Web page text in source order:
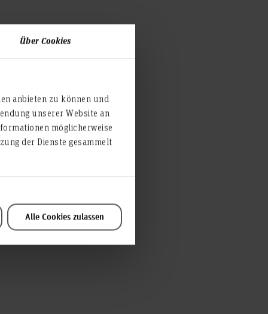
Über Cookies
anbieten zu können und
unserer Website an
möglicherweise
der Dienste gesammelt
Alle Cookies zulassen